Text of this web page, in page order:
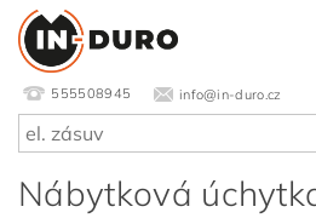
555508945 info@in-duro.cz
Nábytková